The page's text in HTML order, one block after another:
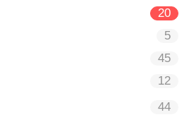
20
5
45
12
44